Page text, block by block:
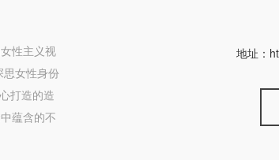
性主义视
思女性身份
打造的造
蕴含的不
地址：